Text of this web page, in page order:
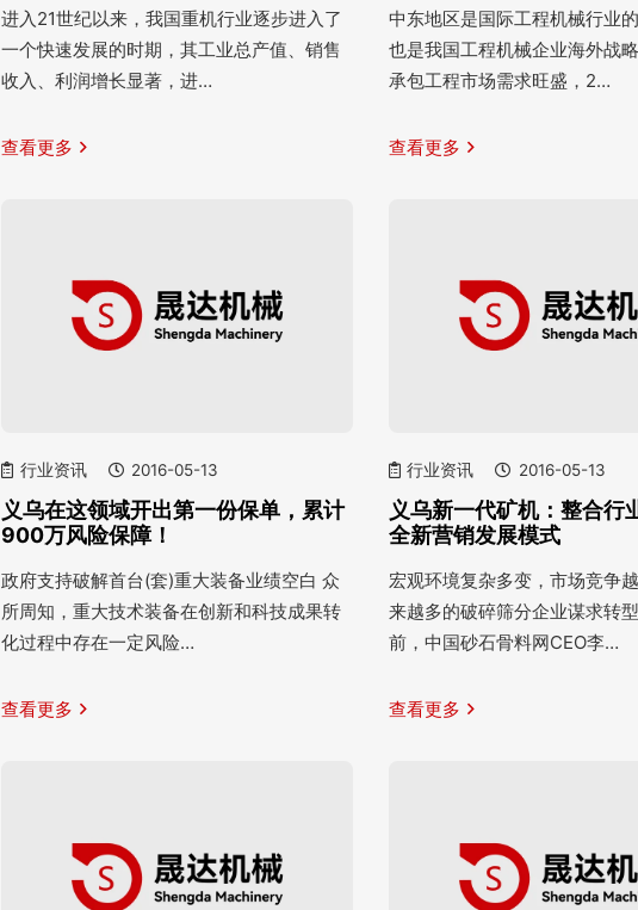
进入21世纪以来，我国重机行业逐步进入了
一个快速发展的时期，其工业总产值、销售
收入、利润增长显著，进…
查看更多
中东地区是国际工程机械行业
也是我国工程机械企业海外战
承包工程市场需求旺盛，2…
查看更多
行业资讯 2016-05-13
义乌在这领域开出第一份保单，累计
900万风险保障！
政府支持破解首台(套)重大装备业绩空白 众
所周知，重大技术装备在创新和科技成果转
化过程中存在一定风险…
查看更多
行业资讯 2016-05-13
义乌新一代矿机：整合行
全新营销发展模式
宏观环境复杂多变，市场竞争
来越多的破碎筛分企业谋求转
前，中国砂石骨料网CEO李…
查看更多